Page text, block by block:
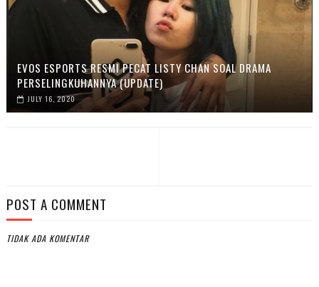
EVOS ESPORTS RESMI PECAT LISTY CHAN SOAL DRAMA
PERSELINGKUHANNYA (UPDATE)
JULY 16, 2020
POST A COMMENT
TIDAK ADA KOMENTAR